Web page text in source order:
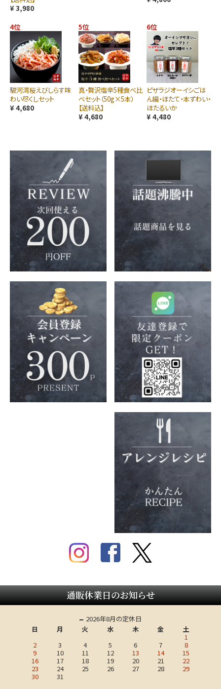
¥ 3,980
4位
駿河湾桜えびしらす味
わい尽くしセット
¥ 4,680
5位
真・贅沢塩辛5種食べ比
べセット（50g×5本）
【送料込】
¥ 4,680
6位
ピザラジオーイシごは
ん編・ほたて・本ずわい・
ほたるいか
¥ 4,480
通販休業日のお知らせ
2026年8月の定休日
日
月 火 水 木 金
土
1
2
3 4 5 6 7
8
9
10 11 12 13 14
15
16
17 18 19 20 21
22
23
24 25 26 27 28
29
30
31